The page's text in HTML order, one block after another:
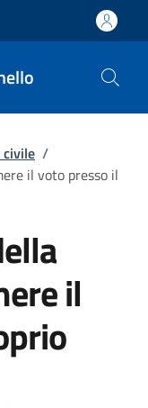
/
il voto presso il
il